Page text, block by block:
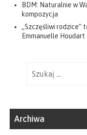
BDM: Naturalnie w
kompozycja
„Szczęśliwi
Emmanuelle Houdart
Archiwa